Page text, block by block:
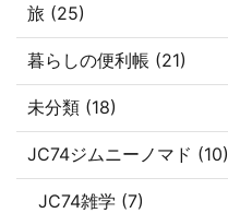
旅 (25)
暮らしの便利帳 (21)
未分類 (18)
JC74ジムニーノマド (10)
JC74雑学 (7)